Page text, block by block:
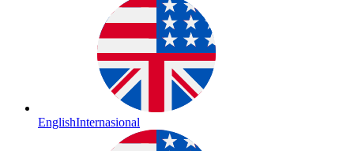
EnglishInternasional